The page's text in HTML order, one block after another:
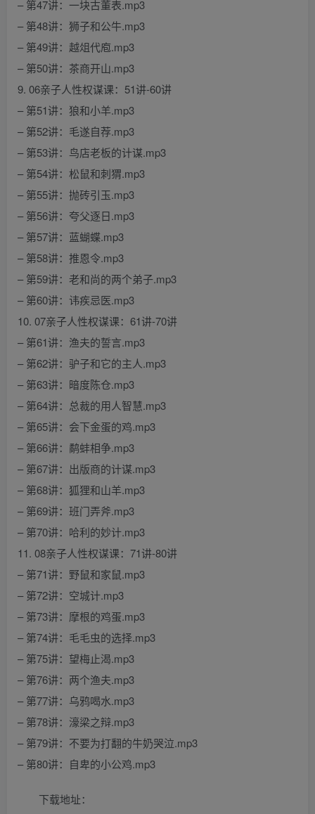
– 第47讲：一块古董表.mp3
– 第48讲：狮子和公牛.mp3
– 第49讲：越俎代庖.mp3
– 第50讲：茶商开山.mp3
9. 06亲子人性权谋课：51讲-60讲
– 第51讲：狼和小羊.mp3
– 第52讲：毛遂自荐.mp3
– 第53讲：鸟店老板的计谋.mp3
– 第54讲：松鼠和刺猬.mp3
– 第55讲：抛砖引玉.mp3
– 第56讲：夸父逐日.mp3
– 第57讲：蓝蝴蝶.mp3
– 第58讲：推恩令.mp3
– 第59讲：老和尚的两个弟子.mp3
– 第60讲：讳疾忌医.mp3
10. 07亲子人性权谋课：61讲-70讲
– 第61讲：渔夫的誓言.mp3
– 第62讲：驴子和它的主人.mp3
– 第63讲：暗度陈仓.mp3
– 第64讲：总裁的用人智慧.mp3
– 第65讲：会下金蛋的鸡.mp3
– 第66讲：鹬蚌相争.mp3
– 第67讲：出版商的计谋.mp3
– 第68讲：狐狸和山羊.mp3
– 第69讲：班门弄斧.mp3
– 第70讲：哈利的妙计.mp3
11. 08亲子人性权谋课：71讲-80讲
– 第71讲：野鼠和家鼠.mp3
– 第72讲：空城计.mp3
– 第73讲：摩根的鸡蛋.mp3
– 第74讲：毛毛虫的选择.mp3
– 第75讲：望梅止渴.mp3
– 第76讲：两个渔夫.mp3
– 第77讲：乌鸦喝水.mp3
– 第78讲：濠梁之辩.mp3
– 第79讲：不要为打翻的牛奶哭泣.mp3
– 第80讲：自卑的小公鸡.mp3
下载地址：